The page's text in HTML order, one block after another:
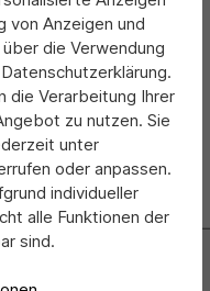
von Anzeigen und
die Verwendung
die Verarbeitung Ihrer
zu nutzen. Sie
unter
oder anpassen.
individueller
alle Funktionen der
sind.